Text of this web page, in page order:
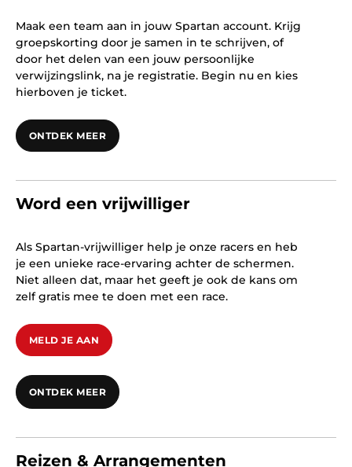
Maak een team aan in jouw Spartan account. Krijg
groepskorting door je samen in te schrijven, of
door het delen van een jouw persoonlijke
verwijzingslink, na je registratie. Begin nu en kies
hierboven je ticket.
ONTDEK MEER
Word een vrijwilliger
Als Spartan-vrijwilliger help je onze racers en heb
je een unieke race-ervaring achter de schermen.
Niet alleen dat, maar het geeft je ook de kans om
zelf gratis mee te doen met een race.
MELD JE AAN
ONTDEK MEER
Reizen & Arrangementen